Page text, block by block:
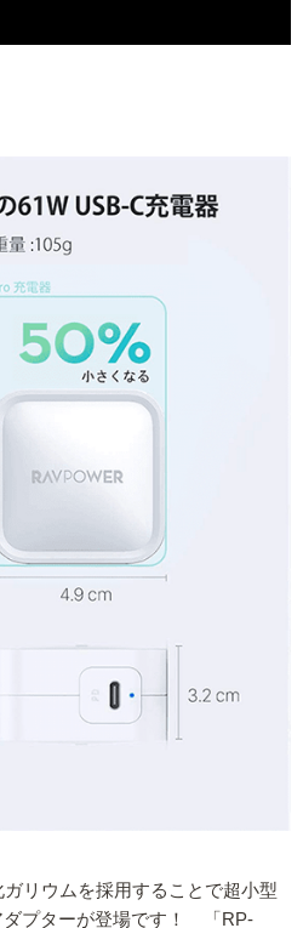
リウムを採用することで超小型
ダプターが登場です！ 「RP-